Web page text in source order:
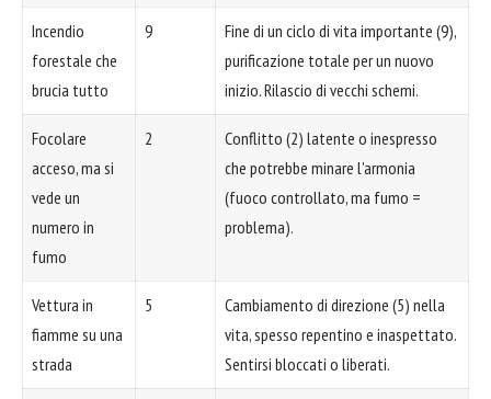
Incendio
forestale che
brucia tutto
9
Fine di un ciclo di vita importante (9),
purificazione totale per un nuovo
inizio. Rilascio di vecchi schemi.
Focolare
acceso, ma si
vede un
numero in
fumo
2
Conflitto (2) latente o inespresso
che potrebbe minare l'armonia
(fuoco controllato, ma fumo =
problema).
Vettura in
fiamme su una
strada
5
Cambiamento di direzione (5) nella
vita, spesso repentino e inaspettato.
Sentirsi bloccati o liberati.